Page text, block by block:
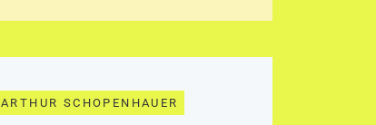
ARTHUR SCHOPENHAUER